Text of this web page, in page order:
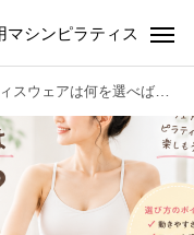
マシンピラティス
アは何を選べばいい？初心者向けおすすめ紹介